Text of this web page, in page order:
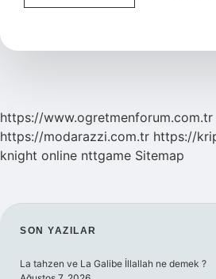
Arıtma
Kadar
https://www.ogretmenforum.com.tr
https://modarazzi.com.tr https://
knight online nttgame Sitemap
SIDEBAR
SON YAZILAR
La tahzen ve La Galibe İllallah ne demek ?